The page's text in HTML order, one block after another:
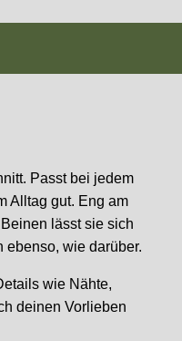
Passt bei jedem
Alltag gut. Eng am
lässt sie sich
ebenso, wie darüber.
wie Nähte,
deinen Vorlieben